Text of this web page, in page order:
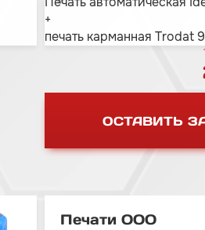
+
печать карманная Trodat
ОСТАВИТЬ
Печати ООО